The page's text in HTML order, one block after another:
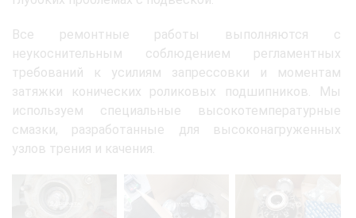
Все ремонтные работы выполняются с
неукоснительным соблюдением регламентных
требований к усилиям запрессовки и моментам
затяжки конических роликовых подшипников. Мы
используем специальные высокотемпературные
смазки, разработанные для высоконагруженных
узлов трения и качения.